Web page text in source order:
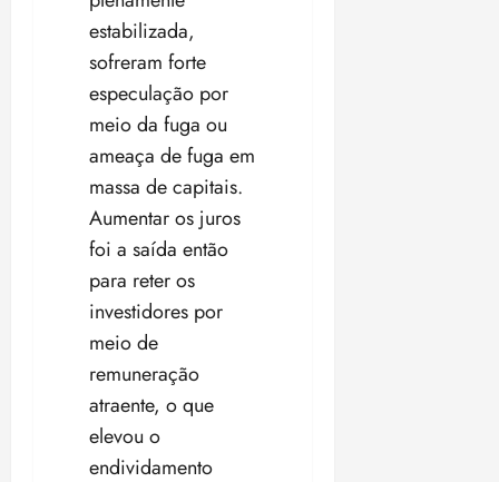
estabilizada,
sofreram forte
especulação por
meio da fuga ou
ameaça de fuga em
massa de capitais.
Aumentar os juros
foi a saída então
para reter os
investidores por
meio de
remuneração
atraente, o que
elevou o
endividamento